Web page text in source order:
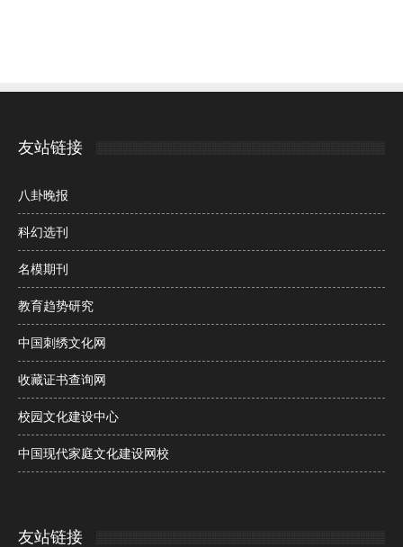
友站链接
八卦晚报
科幻选刊
名模期刊
教育趋势研究
中国刺绣文化网
收藏证书查询网
校园文化建设中心
中国现代家庭文化建设网校
友站链接